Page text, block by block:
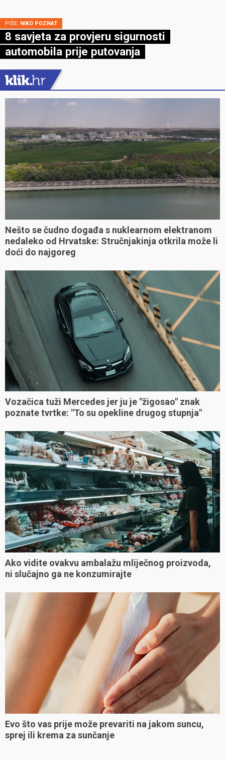
PIŠE: NIKO POZNAT
8 savjeta za provjeru sigurnosti
automobila prije putovanja
Nešto se čudno događa s nuklearnom elektranom
nedaleko od Hrvatske: Stručnjakinja otkrila može li
doći do najgoreg
Vozačica tuži Mercedes jer ju je "žigosao" znak
poznate tvrtke: "To su opekline drugog stupnja"
Ako vidite ovakvu ambalažu mliječnog proizvoda,
ni slučajno ga ne konzumirajte
Evo što vas prije može prevariti na jakom suncu,
sprej ili krema za sunčanje